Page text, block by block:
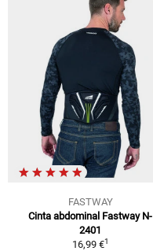
FASTWAY
Cinta abdominal Fastway N-
2401
16,99 €1